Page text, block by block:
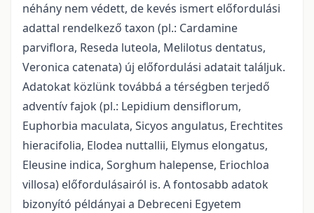
néhány nem védett, de kevés ismert előfordulási
adattal rendelkező taxon (pl.: Cardamine
parviflora, Reseda luteola, Melilotus dentatus,
Veronica catenata) új előfordulási adatait találjuk.
Adatokat közlünk továbbá a térségben terjedő
adventív fajok (pl.: Lepidium densiflorum,
Euphorbia maculata, Sicyos angulatus, Erechtites
hieracifolia, Elodea nuttallii, Elymus elongatus,
Eleusine indica, Sorghum halepense, Eriochloa
villosa) előfordulásairól is. A fontosabb adatok
bizonyító példányai a Debreceni Egyetem